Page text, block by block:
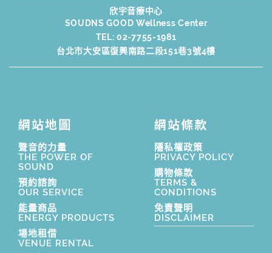
欣宇音療中心
SOUDNS GOOD Wellness Center
TEL:02-7755-1981
台北市大安區復興南路二段151巷3號4樓
網站地圖
聲音的力量
THE POWER OF
SOUND
預約諮詢
OUR SERVICE
能量商品
ENERGY PRODUCTS
場地租借
VENUE RENTAL
網站條款
隱私權政策
PRIVACY POLICY
購物條款
TERMS &
CONDITIONS
免責聲明
DISCLAIMER